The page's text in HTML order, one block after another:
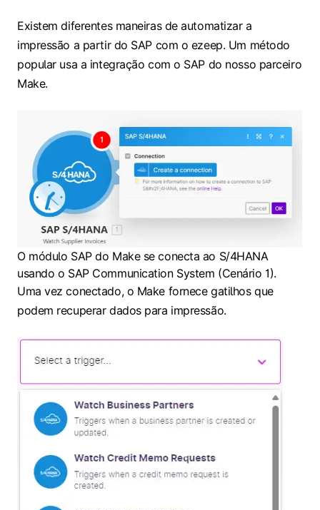
Existem diferentes maneiras de automatizar a
impressão a partir do SAP com o ezeep. Um método
popular usa a integração com o SAP do nosso parceiro
Make.
O módulo SAP do Make se conecta ao S/4HANA
usando o SAP Communication System (Cenário 1).
Uma vez conectado, o Make fornece gatilhos que
podem recuperar dados para impressão.